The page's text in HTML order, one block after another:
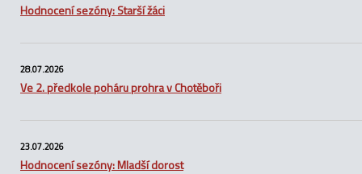
Hodnocení sezóny: Starší žáci
28.07.2026
Ve 2. předkole poháru prohra v Chotěboři
23.07.2026
Hodnocení sezóny: Mladší dorost